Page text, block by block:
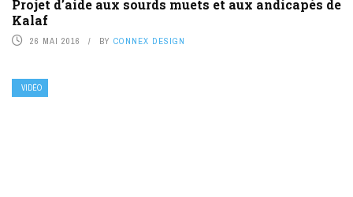
Projet d’aide aux sourds muets et aux andicapés de
Kalaf
26 MAI 2016 BY CONNEX DESIGN
VIDÉO